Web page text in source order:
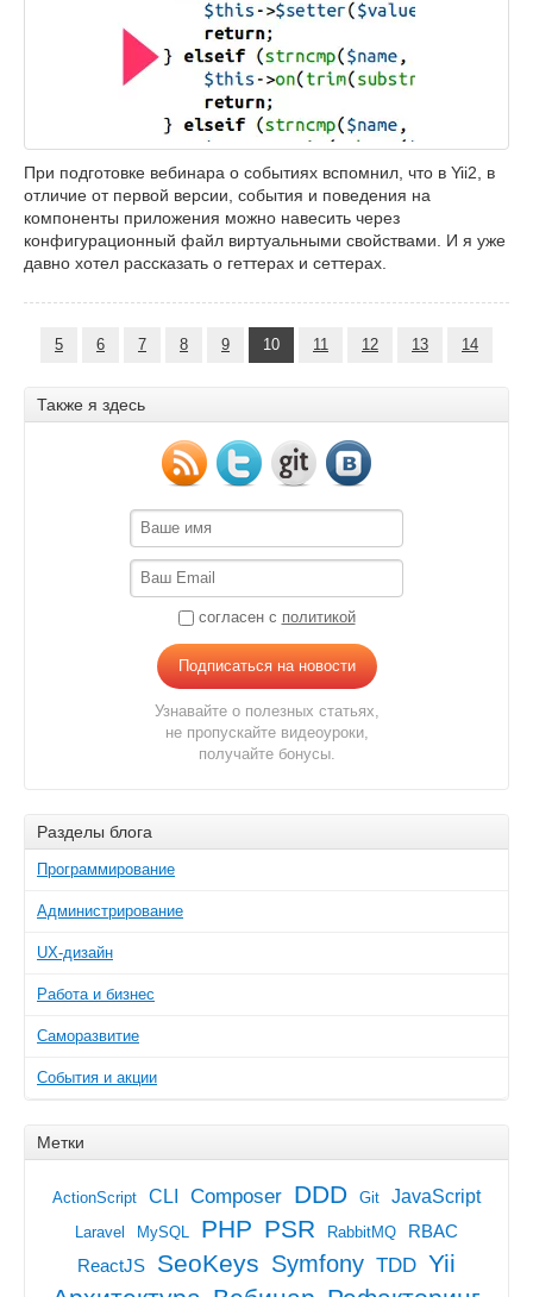
При подготовке вебинара о событиях вспомнил, что в Yii2, в
отличие от первой версии, события и поведения на
компоненты приложения можно навесить через
конфигурационный файл виртуальными свойствами. И я уже
давно хотел рассказать о геттерах и сеттерах.
5 6 7 8 9 10 11 12 13 14
Также я здесь
согласен с политикой
Подписаться на новости
Узнавайте о полезных статьях,
не пропускайте видеоуроки,
получайте бонусы.
Разделы блога
Программирование
Администрирование
UX-дизайн
Работа и бизнес
Саморазвитие
События и акции
Метки
ActionScript CLI Composer DDD Git JavaScript
Laravel MySQL PHP PSR RabbitMQ
RBAC
ReactJS
SeoKeys Symfony TDD Yii